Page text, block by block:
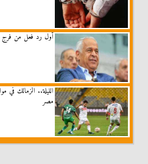
أول رد فعل من فرج
الليلة.. الزمالك في
مصر